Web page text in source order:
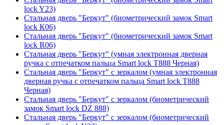
lock Y23)
Стальная дверь "Беркут" (биометрический замок Smart
lock К06)
Стальная дверь "Беркут" (биометрический замок Smart
lock R06)
Стальная дверь "Беркут" (умная электронная дверная
ручка с отпечатком пальца Smart lock T888 Черная)
Стальная дверь "Беркут" с зеркалом (умная электронная
дверная ручка с отпечатком пальца Smart lock T888
Черная)
Стальная дверь "Беркут" с зеркалом (биометрический
замок Smart lock DZ 888)
Стальная дверь "Беркут" с зеркалом (биометрический